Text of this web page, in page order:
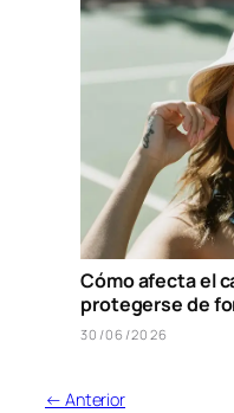
Cómo afecta el
protegerse de
30/06/2026
← Anterior